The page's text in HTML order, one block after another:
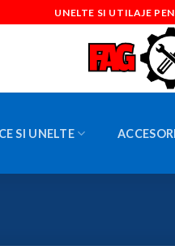
UNELTE SI UTILAJE
SI UNELTE